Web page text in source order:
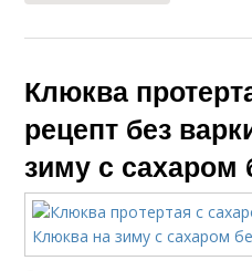
Клюква
рецепт без
зиму с сахаром